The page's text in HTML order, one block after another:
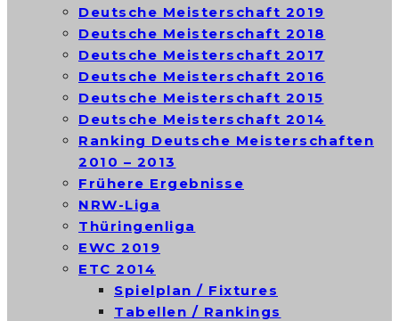
Deutsche Meisterschaft 2019
Deutsche Meisterschaft 2018
Deutsche Meisterschaft 2017
Deutsche Meisterschaft 2016
Deutsche Meisterschaft 2015
Deutsche Meisterschaft 2014
Ranking Deutsche Meisterschaften
2010 – 2013
Frühere Ergebnisse
NRW-Liga
Thüringenliga
EWC 2019
ETC 2014
Spielplan / Fixtures
Tabellen / Rankings